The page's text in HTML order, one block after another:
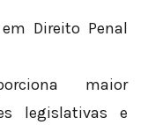
Direito Penal
maior
legislativas e